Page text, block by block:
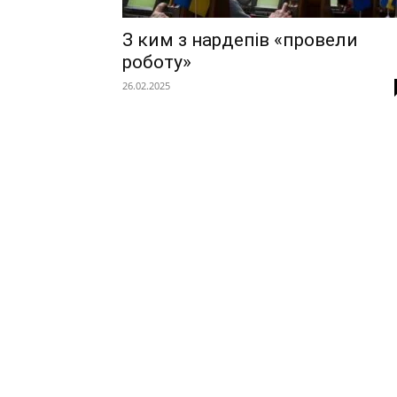
З ким з нардепів «провели
роботу»
26.02.2025